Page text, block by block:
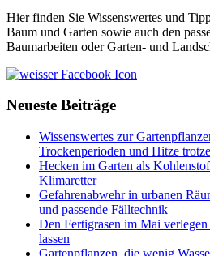
Hier finden Sie Wissenswertes und
Baum und Garten sowie auch den
Baumarbeiten oder Garten- und
Neueste Beiträge
Wissenswertes zur
Trockenperioden und Hitze
Hecken im Garten als
Klimaretter
Gefahrenabwehr in urbanen
und passende Fälltechnik
Den Fertigrasen im Mai
lassen